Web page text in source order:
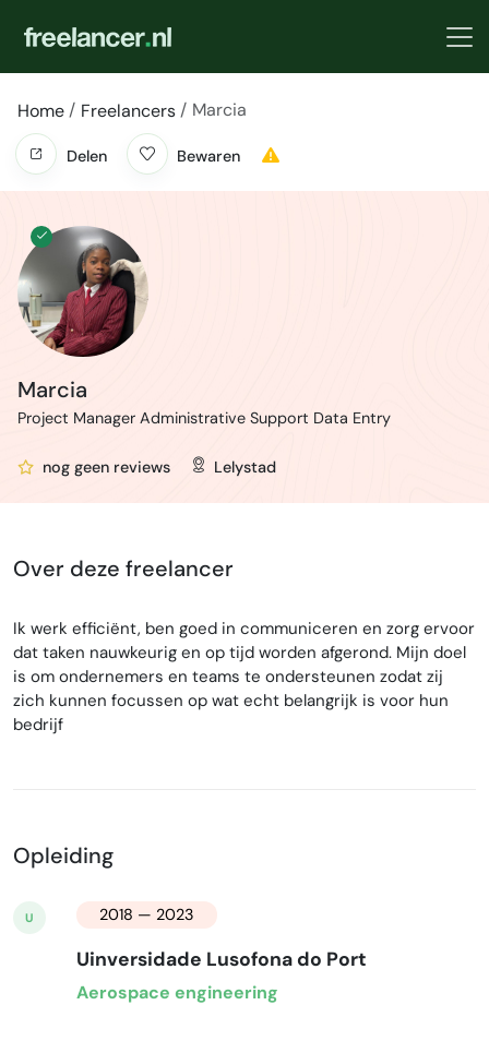
Home Freelancers Marcia
Delen Bewaren
Marcia
Project Manager Administrative Support Data Entry
nog geen reviews Lelystad
Over deze freelancer
Ik werk efficiënt, ben goed in communiceren en zorg ervoor
dat taken nauwkeurig en op tijd worden afgerond. Mijn doel
is om ondernemers en teams te ondersteunen zodat zij
zich kunnen focussen op wat echt belangrijk is voor hun
bedrijf
Opleiding
U 2018 — 2023
Uinversidade Lusofona do Port
Aerospace engineering